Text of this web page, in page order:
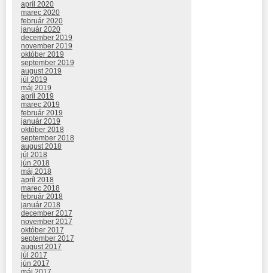
apríl 2020
marec 2020
február 2020
január 2020
december 2019
november 2019
október 2019
september 2019
august 2019
júl 2019
máj 2019
apríl 2019
marec 2019
február 2019
január 2019
október 2018
september 2018
august 2018
júl 2018
jún 2018
máj 2018
apríl 2018
marec 2018
február 2018
január 2018
december 2017
november 2017
október 2017
september 2017
august 2017
júl 2017
jún 2017